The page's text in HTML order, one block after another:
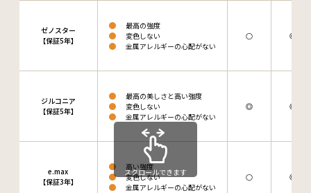
ゼノスター
【保証5年】
最高の強度
変色しない
金属アレルギーの心配がない
○ ◎
ジルコニア
【保証5年】
最高の美しさと高い強度
変色しない
金属アレルギーの心配がない
◎ ◎
e.max
【保証3年】
高い強度
変色しない
金属アレルギーの心配がない
○ ◎
スクロールできます